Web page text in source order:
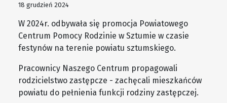
18 grudzień 2024
W 2024r. odbywała się promocja Powiatowego
Centrum Pomocy Rodzinie w Sztumie w czasie
festynów na terenie powiatu sztumskiego.
Pracownicy Naszego Centrum propagowali
rodzicielstwo zastępcze - zachęcali mieszkańców
powiatu do pełnienia funkcji rodziny zastępczej.